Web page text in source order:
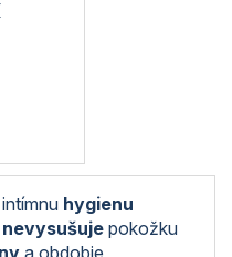
intímnu hygienu
pokožku
a obdobie